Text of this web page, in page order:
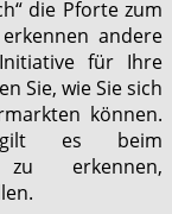
die Pforte zum
andere
für Ihre
Sie, wie Sie sich
können.
gilt es beim
erkennen,